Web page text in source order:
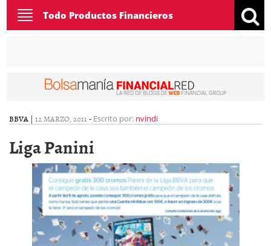
Toggle
navigation
Todo Productos Financieros
BBVA | 12 MARZO, 2011 - Escrito por: nvindi
Liga Panini